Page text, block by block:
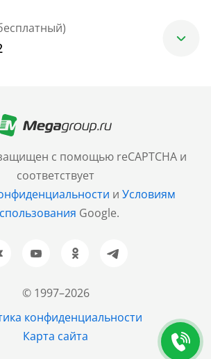
© 1997–2026
конфиденциальности
Карта сайта
с помощью reCAPTCHA и
соответствует
и Условиям
Google.
10
33
93
37